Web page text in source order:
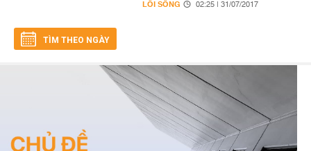
LỐI SỐNG 02:25 | 31/07/2017
TÌM THEO NGÀY